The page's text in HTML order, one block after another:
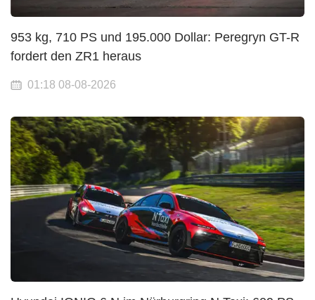
953 kg, 710 PS und 195.000 Dollar: Peregryn GT-R
fordert den ZR1 heraus
01:18 08-08-2026